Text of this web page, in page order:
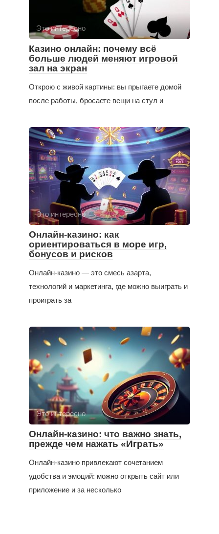
Это интересно
Казино онлайн: почему всё
больше людей меняют игровой
зал на экран
Открою с живой картины: вы прыгаете домой
после работы, бросаете вещи на стул и
Это интересно
Онлайн-казино: как
ориентироваться в море игр,
бонусов и рисков
Онлайн-казино — это смесь азарта,
технологий и маркетинга, где можно выиграть и
проиграть за
Это интересно
Онлайн-казино: что важно знать,
прежде чем нажать «Играть»
Онлайн-казино привлекают сочетанием
удобства и эмоций: можно открыть сайт или
приложение и за несколько